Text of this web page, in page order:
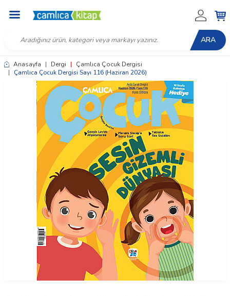
ARA
Anasayfa | Dergi |
Çamlıca Çocuk Dergisi
| Çamlıca Çocuk Dergisi Sayı 116 (Haziran 2026)